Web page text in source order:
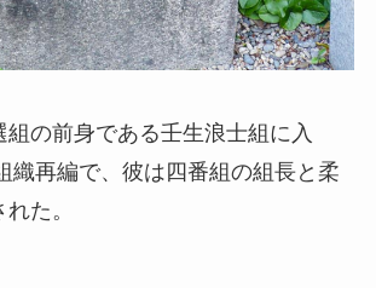
組の前身である壬生浪士組に入
織再編で、彼は四番組の組長と柔
た。